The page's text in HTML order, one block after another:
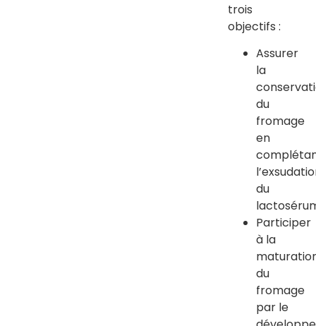
trois
objectifs :
Assurer
la
du
fromage
en
du
Participer
à la
du
fromage
par le